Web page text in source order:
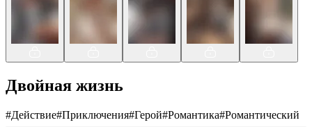
Двойная жизнь
#Действие#Приключения#Герой#Романтика#Романтический